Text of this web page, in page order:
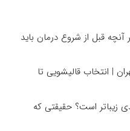
آنچه قبل از شروع درمان باید
| انتخاب قالیشویی تا
زیباتر است؟ حقیقتی که